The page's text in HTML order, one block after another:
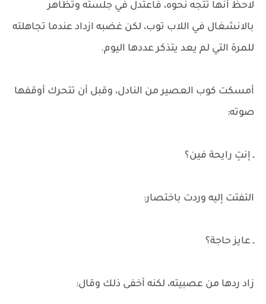
لاحظ أنها تتجه نحوه، فاعتدل في جلسته وتظاهر
بالانشغال في اللاب توب، لكن غضبه ازداد عندما تجاهلته
للمرة التي لم يعد يتذكر عددها اليوم.
أمسكت كوب العصير من النادل، وقبل أن تتحرك أوقفها
صوته:
ـ إنتِ رايحة فين؟
التفتت إليه وردت باختصار:
ـ عايز حاجة؟
زاد ردها من عصبيته، لكنه أخفى ذلك وقال: